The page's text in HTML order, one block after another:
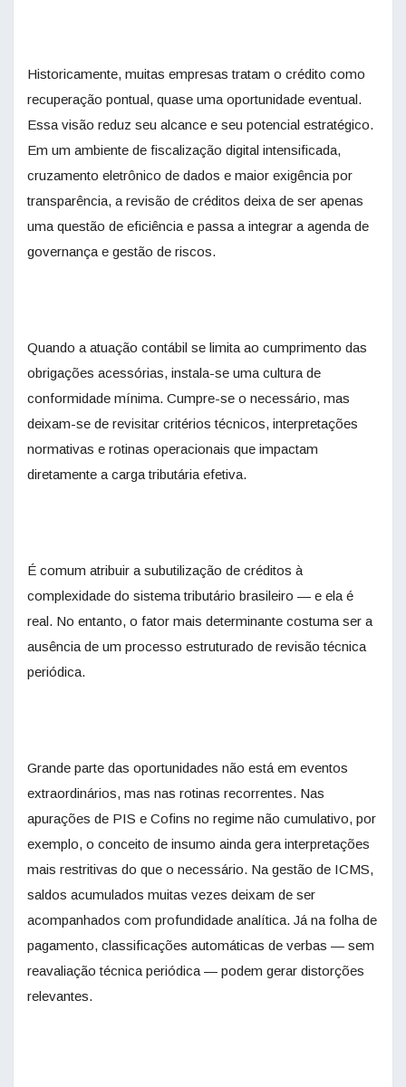
Historicamente, muitas empresas tratam o crédito como
recuperação pontual, quase uma oportunidade eventual.
Essa visão reduz seu alcance e seu potencial estratégico.
Em um ambiente de fiscalização digital intensificada,
cruzamento eletrônico de dados e maior exigência por
transparência, a revisão de créditos deixa de ser apenas
uma questão de eficiência e passa a integrar a agenda de
governança e gestão de riscos.
Quando a atuação contábil se limita ao cumprimento das
obrigações acessórias, instala-se uma cultura de
conformidade mínima. Cumpre-se o necessário, mas
deixam-se de revisitar critérios técnicos, interpretações
normativas e rotinas operacionais que impactam
diretamente a carga tributária efetiva.
É comum atribuir a subutilização de créditos à
complexidade do sistema tributário brasileiro — e ela é
real. No entanto, o fator mais determinante costuma ser a
ausência de um processo estruturado de revisão técnica
periódica.
Grande parte das oportunidades não está em eventos
extraordinários, mas nas rotinas recorrentes. Nas
apurações de PIS e Cofins no regime não cumulativo, por
exemplo, o conceito de insumo ainda gera interpretações
mais restritivas do que o necessário. Na gestão de ICMS,
saldos acumulados muitas vezes deixam de ser
acompanhados com profundidade analítica. Já na folha de
pagamento, classificações automáticas de verbas — sem
reavaliação técnica periódica — podem gerar distorções
relevantes.